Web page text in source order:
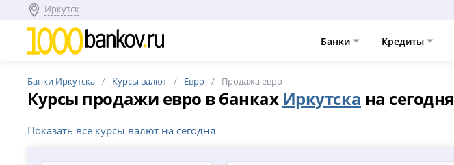
Иркутск
Банки Кредиты
Банки Иркутска Курсы валют Евро Продажа евро
Курсы продажи евро в банках Иркутска на сегодня
Показать все курсы валют на сегодня